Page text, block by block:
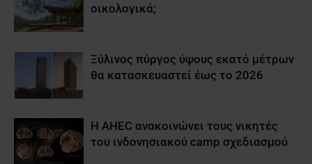
οικολογικά;
Ξύλινος πύργος ύψους εκατό μέτρων
θα κατασκευαστεί έως το 2026
Η AHEC ανακοινώνει τους νικητές
του ινδονησιακού camp σχεδιασμού